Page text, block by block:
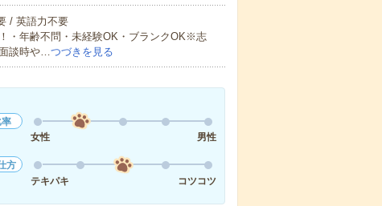
/ 英語力不要
・年齢不問・未経験OK・ブランクOK※志
談時や… つづきを見る
率
女性
男性
方
テキパキ
コツコツ